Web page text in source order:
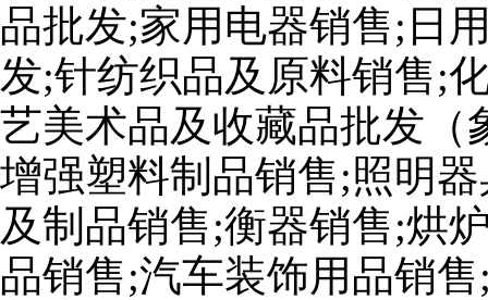
品批发;家用电器销售;日
发;针纺织品及原料销售;
艺美术品及收藏品批发（
增强塑料制品销售;照明
及制品销售;衡器销售;烘
品销售;汽车装饰用品销